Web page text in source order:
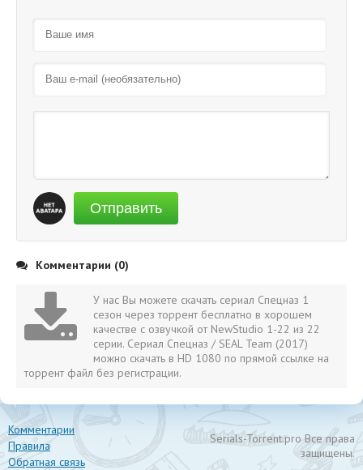
Отправить
Комментарии (0)
У нас Вы можете скачать сериал Спецназ 1
сезон через торрент бесплатно в хорошем
качестве с озвучкой от NewStudio 1-22 из 22
серии. Сериал Спецназ / SEAL Team (2017)
можно скачать в HD 1080 по прямой ссылке на
торрент файл без регистрации.
Комментарии
Правила
Обратная связь
Serials-Torrent.pro Все права
защищены.